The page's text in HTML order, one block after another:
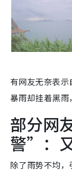
有网友无奈表
暴雨却挂着黑雨
部分网
警”：
除了雨势不均